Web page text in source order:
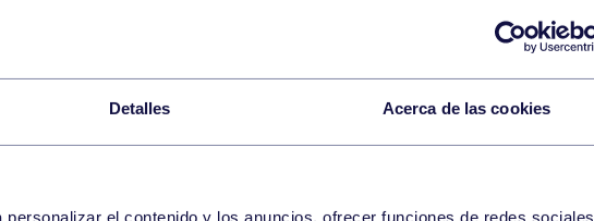
Detalles Acerca de las cookies